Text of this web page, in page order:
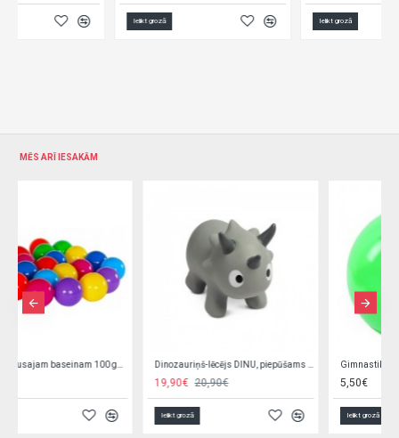
Ielikt grozā Ielikt grozā
MĒS ARĪ IESAKĀM
Dinozauriņš-lēcējs DINU, piepūšams 20840 Gimnastikas bumba 45 cm KX5383/2
5,50€